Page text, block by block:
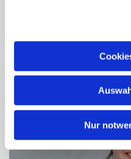
Nur
Nienburger Straße 8,